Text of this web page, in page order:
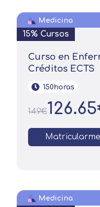
Medicina
15% Cursos
Curso en
Créditos ECTS
150horas
149€
Matricularme
Medicina